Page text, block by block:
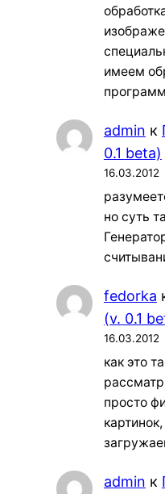
имеем
admin к
0.1 beta)
16.03.2012
но суть
fedorka
(v. 0.1
16.03.2012
как это
просто
admin к